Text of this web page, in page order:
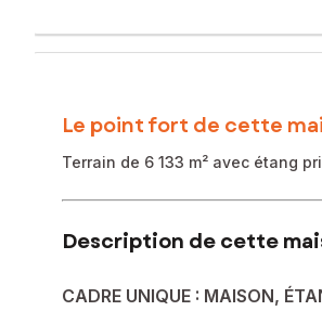
Le point fort de cette
Terrain de 6 133 m² avec étang
Description de cette
CADRE UNIQUE : MAISON,